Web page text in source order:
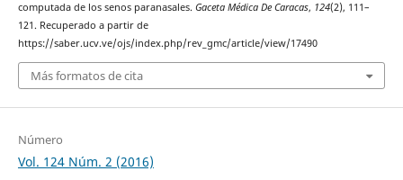
computada de los senos paranasales. Gaceta Médica De Caracas, 124(2), 111–
121. Recuperado a partir de
https://saber.ucv.ve/ojs/index.php/rev_gmc/article/view/17490
Más formatos de cita
Número
Vol. 124 Núm. 2 (2016)